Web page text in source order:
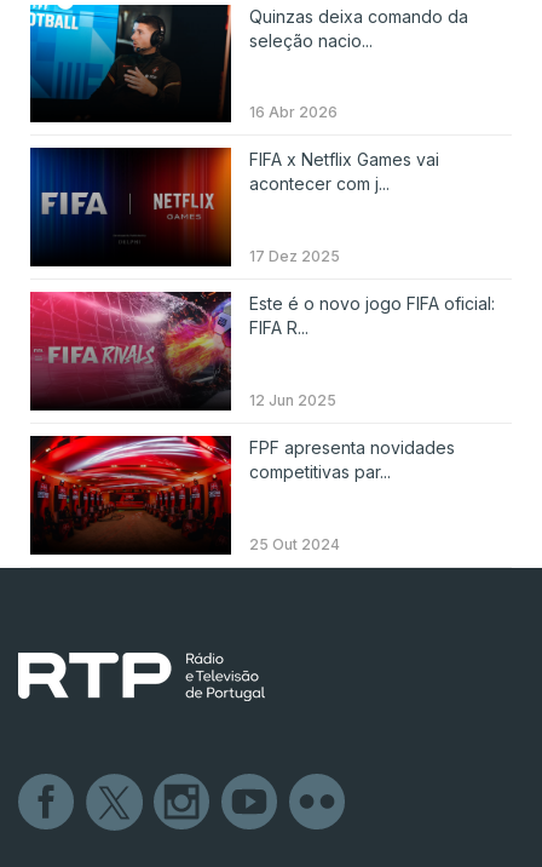
Quinzas deixa comando da
seleção nacio...
16 Abr 2026
FIFA x Netflix Games vai
acontecer com j...
17 Dez 2025
Este é o novo jogo FIFA oficial:
FIFA R...
12 Jun 2025
FPF apresenta novidades
competitivas par...
25 Out 2024